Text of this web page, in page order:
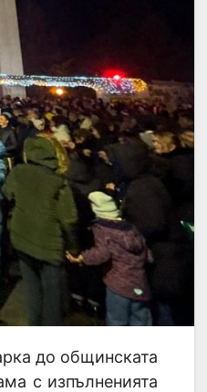
до общинската
с изпълненията